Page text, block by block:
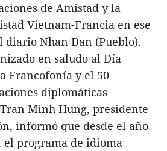
de Amistad y la
Vietnam-Francia en ese
Nhan Dan (Pueblo).
en saludo al Día
Francofonía y el 50
diplomáticas
Minh Hung, presidente
informó que desde el año
el programa de idioma